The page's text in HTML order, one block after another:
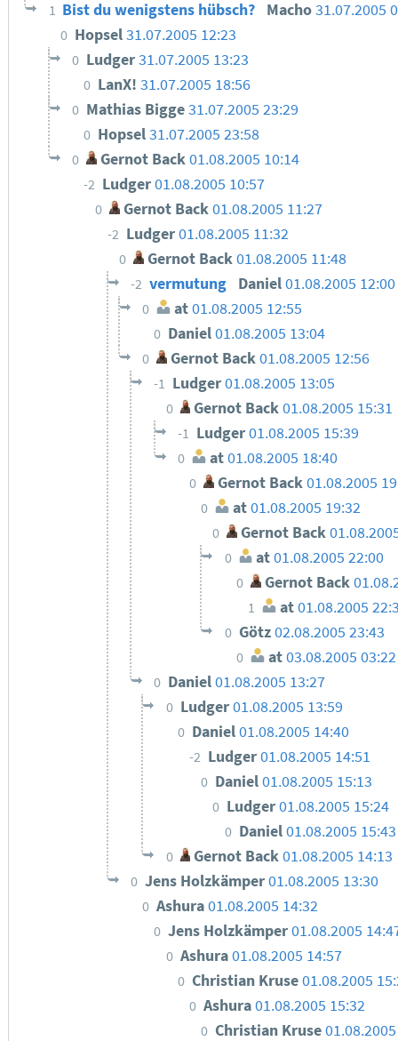
1 Bist du wenigstens hübsch? Macho31.07.2005
0 Hopsel31.07.2005 12:23
0 Ludger31.07.2005 13:23
0 LanX!31.07.2005 18:56
0 Mathias Bigge31.07.2005 23:29
0 Hopsel31.07.2005 23:58
0 Gernot Back01.08.2005 10:14
-2 Ludger01.08.2005 10:57
0 Gernot Back01.08.2005 11:27
-2 Ludger01.08.2005 11:32
0 Gernot Back 01.08.2005 11:48
-2 vermutung Daniel01.08.2005 12:00
0 at01.08.2005 12:55
0 Daniel01.08.2005 13:04
0 Gernot Back01.08.2005 12:56
-1 Ludger01.08.2005 13:05
0 Gernot Back01.08.2005 15:31
-1 Ludger01.08.2005 15:39
0 at 01.08.2005 18:40
0 Gernot Back01.08.2005
0 at01.08.2005 19:32
0 Gernot Back
0 at01.08.2005 22:00
0 Gernot Back
1 at01.08.2005
0 Götz02.08.2005 23:43
0 at 03.08.2005 03:22
0 Daniel01.08.2005 13:27
0 Ludger01.08.2005 13:59
0 Daniel01.08.2005 14:40
-2 Ludger01.08.2005 14:51
0 Daniel01.08.2005 15:13
0 Ludger01.08.2005 15:24
0 Daniel01.08.2005 15:43
0 Gernot Back01.08.2005 14:13
0 Jens Holzkämper01.08.2005 13:30
0 Ashura01.08.2005 14:32
0 Jens Holzkämper01.08.2005
0 Ashura01.08.2005 14:57
0 Christian Kruse01.08.2005
0 Ashura01.08.2005 15:32
0 Christian Kruse